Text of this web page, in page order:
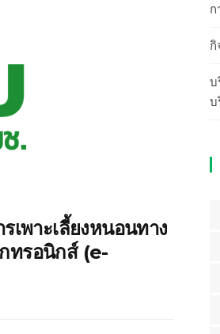
เพาะเลี้ยงหนอนทาง
ทรอนิกส์ (e-
ก
บ
บ